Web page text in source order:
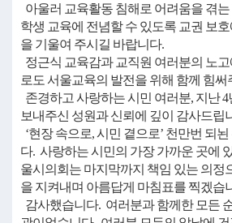
아울러 교육활동 침해로 어려움을 겪
학생 교육에 전념할 수 있도록 교권 보
을 기울여 주시길 바랍니다.
정근식 교육감과 교직원 여러분의 노
로도 서울교육의 발전을 위해 함께 힘
존경하고 사랑하는 시민 여러분, 지난
보내주신 성원과 신뢰에 깊이 감사드립
‘현장 속으로, 시민 곁으로’ 천만번 되
다. 사랑하는 시민의 가장 가까운 곳에
울시의회는 마지막까지 책임 있는 의정
을 지켜내며 아름답게 마침표를 찍겠습
감사했습니다. 여러분과 함께한 모든